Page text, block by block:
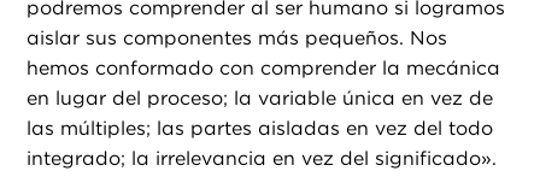
podremos comprender al ser humano si logramos
aislar sus componentes más pequeños. Nos
hemos conformado con comprender la mecánica
en lugar del proceso; la variable única en vez de
las múltiples; las partes aisladas en vez del todo
integrado; la irrelevancia en vez del significado».